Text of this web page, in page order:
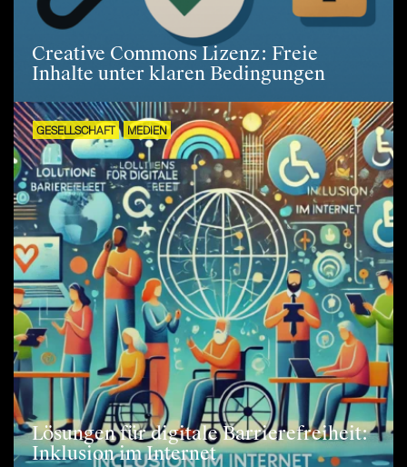
Creative Commons Lizenz: Freie
Inhalte unter klaren Bedingungen
GESELLSCHAFT MEDIEN
Lösungen für digitale Barrierefreiheit:
Inklusion im Internet